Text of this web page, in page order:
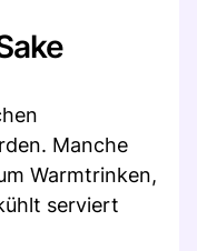
Manche
Warmtrinken,
serviert